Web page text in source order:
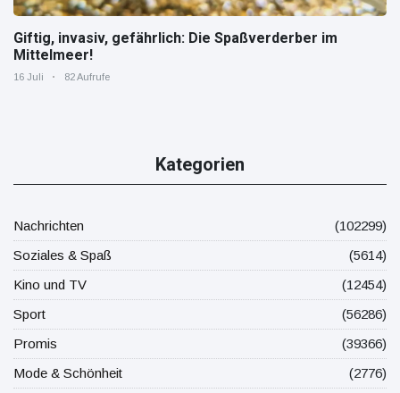
Giftig, invasiv, gefährlich: Die Spaßverderber im
Mittelmeer!
16 Juli 82 Aufrufe
Kategorien
Nachrichten
(102299)
Soziales & Spaß
(5614)
Kino und TV
(12454)
Sport
(56286)
Promis
(39366)
Mode & Schönheit
(2776)